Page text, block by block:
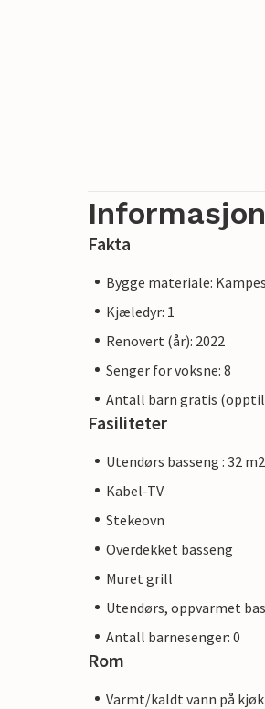
Fakta
Bygge materiale:
Kjæledyr: 1
Renovert (år): 2022
Senger for voksne: 8
Antall barn gratis (opptil
Fasiliteter
Utendørs basseng : 32 m2
Kabel-TV
Stekeovn
Overdekket basseng
Muret grill
Utendørs, oppvarmet
Antall barnesenger: 0
Rom
Varmt/kaldt vann på